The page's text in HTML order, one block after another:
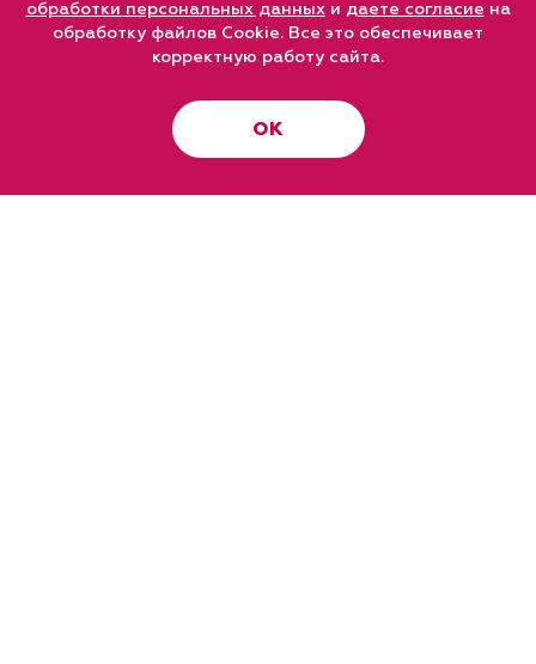
обработки персональных данныхи даете согласие на
обработку файлов Cookie. Все это обеспечивает
корректную работу сайта.
ОК